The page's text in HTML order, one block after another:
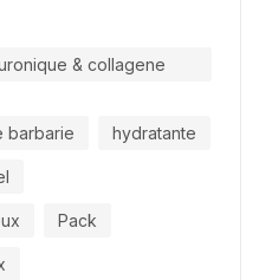
& collagene
barbarie
hydratante
Pack